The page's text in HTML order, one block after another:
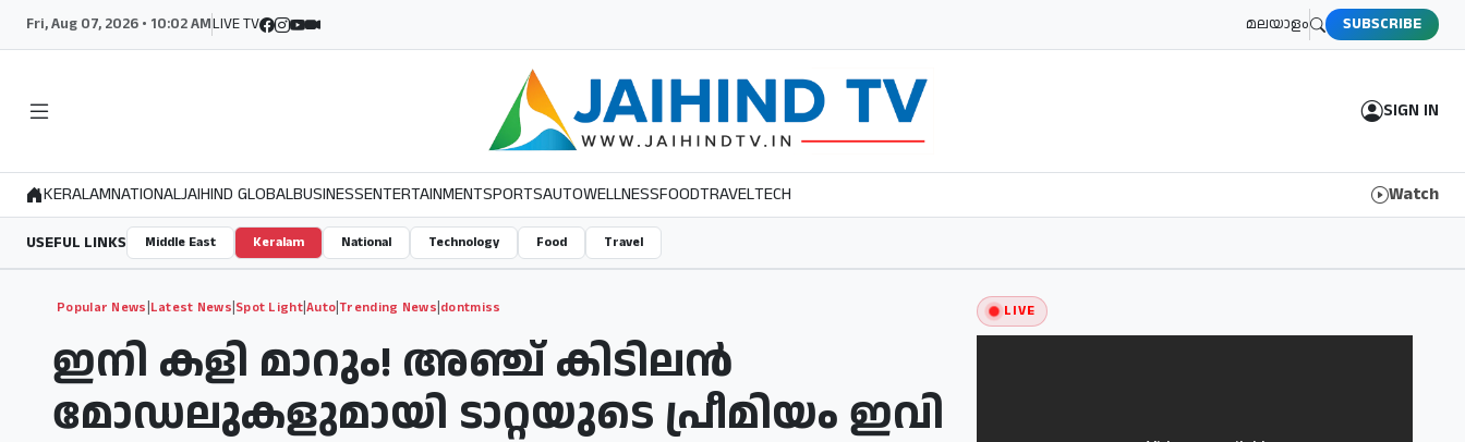
Fri, Aug 07, 2026 • 10:02 AMLIVE TV മലയാളം SUBSCRIBE
SIGN IN
KERALAMNATIONALJAIHIND GLOBALBUSINESSENTERTAINMENTSPORTSAUTOWELLNESSFOODTRAVELTECH Watch
USEFUL LINKS Middle East Keralam National Technology Food Travel
Popular News|Latest News|Spot Light|Auto|Trending News|dontmiss
ഇനി കളി മാറും! അഞ്ച് കിടിലൻ
മോഡലുകളുമായി ടാറ്റയുടെ പ്രീമിയം ഇവി
LIVE